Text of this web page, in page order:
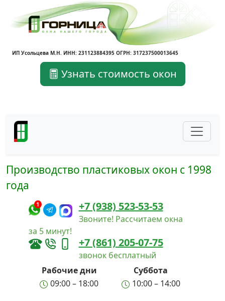
ИП Усольцева М.Н. ИНН: 231123884395 ОГРН: 317237500013645
Узнать стоимость окон
Производство пластиковых окон с 1998
года
1 +7 (938) 523-53-53
Звоните! Рассчитаем окна
за 5 минут!
+7 (861) 205-07-75
звонок бесплатный
Рабочие дни
Суббота
09:00 – 18:00
10:00 – 14:00